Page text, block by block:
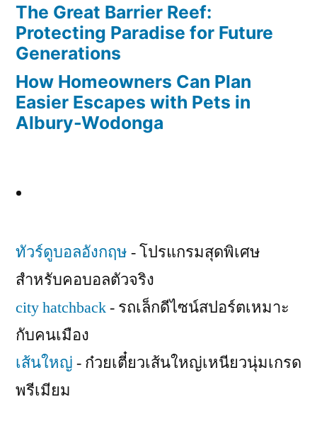
The Great Barrier Reef:
Protecting Paradise for Future
Generations
How Homeowners Can Plan
Easier Escapes with Pets in
Albury-Wodonga
ทัวร์ดูบอลอังกฤษ - โปรแกรมสุดพิเศษ
สำหรับคอบอลตัวจริง
city hatchback- รถเล็กดีไซน์สปอร์ตเหมาะ
กับคนเมือง
เส้นใหญ่ - ก๋วยเตี๋ยวเส้นใหญ่เหนียวนุ่มเกรด
พรีเมียม